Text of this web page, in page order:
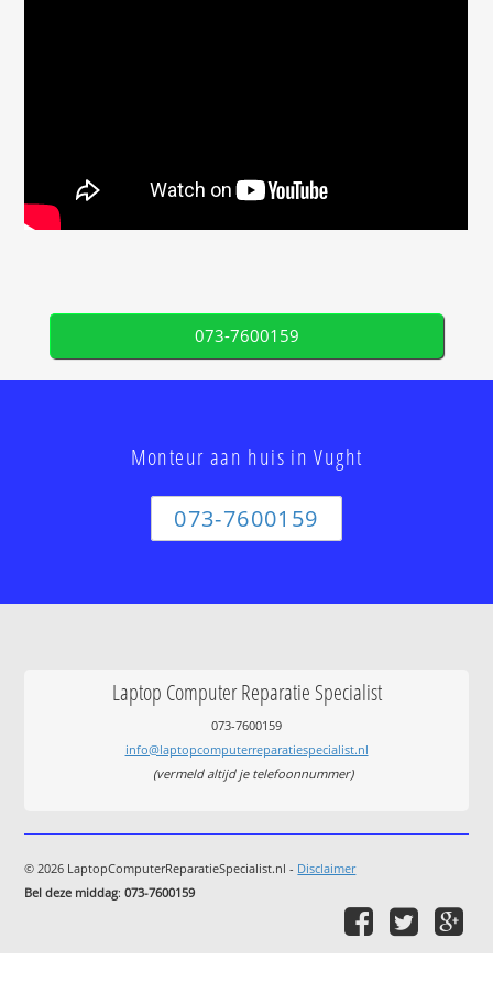
073-7600159
Monteur aan huis in Vught
073-7600159
Laptop Computer Reparatie Specialist
073-7600159
info@laptopcomputerreparatiespecialist.nl
(vermeld altijd je telefoonnummer)
© 2026 LaptopComputerReparatieSpecialist.nl - Disclaimer
Bel deze middag:073-7600159